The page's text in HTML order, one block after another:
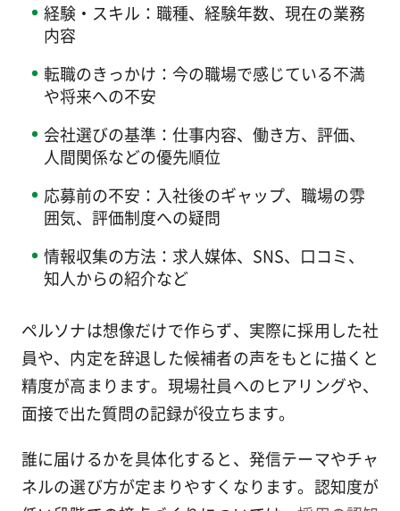
経験・スキル：職種、経験年数、現在の業務
内容
転職のきっかけ：今の職場で感じている不満
や将来への不安
会社選びの基準：仕事内容、働き方、評価、
人間関係などの優先順位
応募前の不安：入社後のギャップ、職場の雰
囲気、評価制度への疑問
情報収集の方法：求人媒体、SNS、口コミ、
知人からの紹介など
ペルソナは想像だけで作らず、実際に採用した社
員や、内定を辞退した候補者の声をもとに描くと
精度が高まります。現場社員へのヒアリングや、
面接で出た質問の記録が役立ちます。
誰に届けるかを具体化すると、発信テーマやチャ
ネルの選び方が定まりやすくなります。認知度が